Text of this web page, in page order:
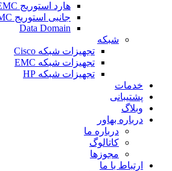
هارد استوریج EMC
جانبی استوریج EMC
Data Domain
شبکه
تجهیزات شبکه Cisco
تجهیزات شبکه EMC
تجهیزات شبکه HP
خدمات
پشتیبانی
وبلاگ
درباره بهاور
درباره ما
کاتالوگ
مجوزها
ارتباط با ما